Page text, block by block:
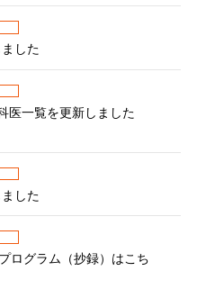
した
医一覧を更新しました
した
ログラム（抄録）はこち